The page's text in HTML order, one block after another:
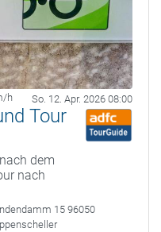
h So. 12. Apr. 2026 08:00
Tour
dem
nach
15 96050